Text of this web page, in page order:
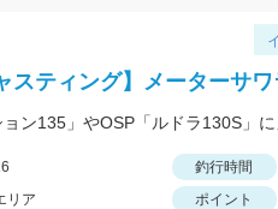
スティング】メーターサワ
釣行時間
リア
ポイント